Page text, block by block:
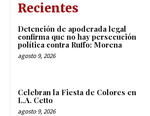
Recientes
Detención de apoderada legal
confirma que no hay persecución
política contra Ruffo: Morena
agosto 9, 2026
Celebran la Fiesta de Colores en
L.A. Cetto
agosto 9, 2026